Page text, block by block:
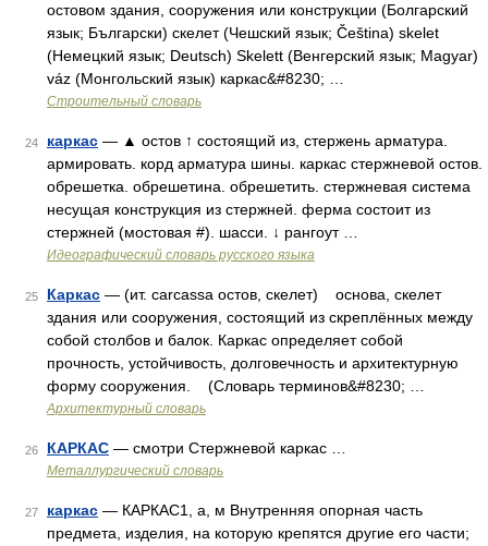
остовом здания, сооружения или конструкции (Болгарский
язык; Български) скелет (Чешский язык; Čeština) skelet
(Немецкий язык; Deutsch) Skelett (Венгерский язык; Magyar)
váz (Монгольский язык) каркас&#8230; …
Строительный словарь
24 каркас — ▲ остов ↑ состоящий из, стержень арматура.
армировать. корд арматура шины. каркас стержневой остов.
обрешетка. обрешетина. обрешетить. стержневая система
несущая конструкция из стержней. ферма состоит из
стержней (мостовая #). шасси. ↓ рангоут …
Идеографический словарь русского языка
25 Каркас — (ит. carcassa остов, скелет) основа, скелет
здания или сооружения, состоящий из скреплённых между
собой столбов и балок. Каркас определяет собой
прочность, устойчивость, долговечность и архитектурную
форму сооружения. (Словарь терминов&#8230; …
Архитектурный словарь
26 КАРКАС — смотри Стержневой каркас …
Металлургический словарь
27 каркас — КАРКАС1, а, м Внутренняя опорная часть
предмета, изделия, на которую крепятся другие его части;